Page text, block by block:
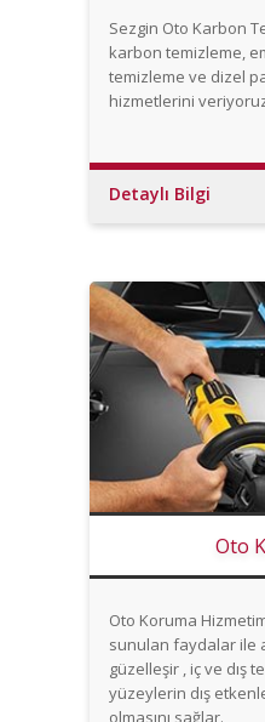
Sezgin Oto Karbon
karbon temizleme,
temizleme ve dizel
hizmetlerini
Detaylı Bilgi
Oto
Oto Koruma
sunulan faydalar ile
güzelleşir , iç ve dış
yüzeylerin dış